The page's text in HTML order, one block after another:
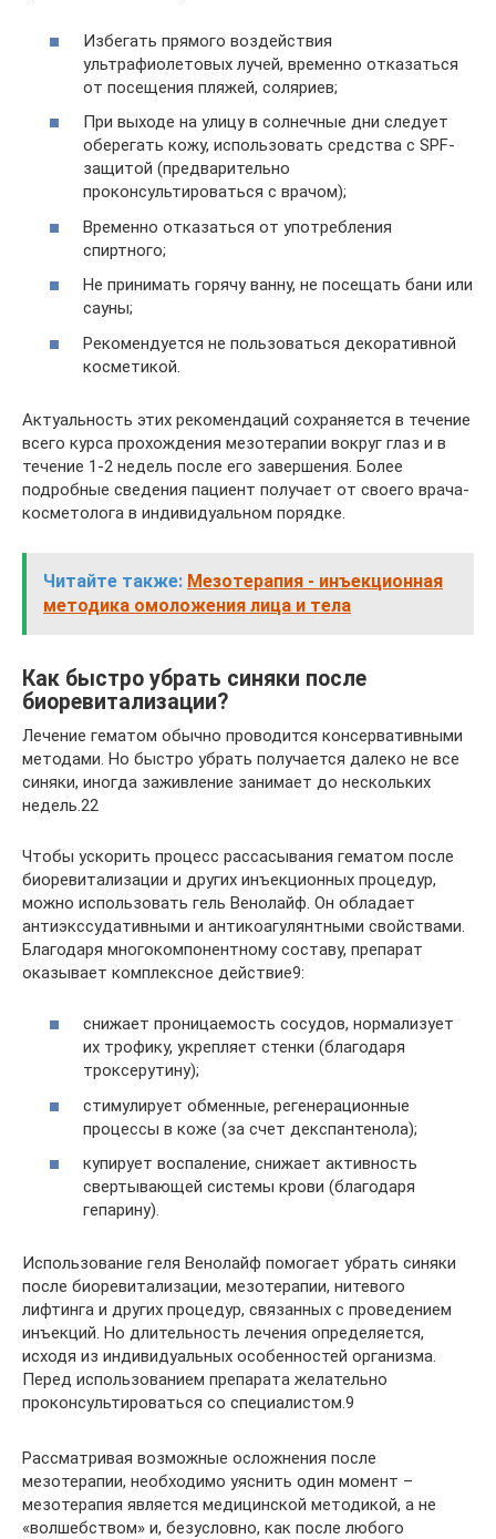
Избегать прямого воздействия
ультрафиолетовых лучей, временно отказаться
от посещения пляжей, соляриев;
При выходе на улицу в солнечные дни следует
оберегать кожу, использовать средства с SPF-
защитой (предварительно
проконсультироваться с врачом);
Временно отказаться от употребления
спиртного;
Не принимать горячу ванну, не посещать бани или
сауны;
Рекомендуется не пользоваться декоративной
косметикой.
Актуальность этих рекомендаций сохраняется в течение
всего курса прохождения мезотерапии вокруг глаз и в
течение 1-2 недель после его завершения. Более
подробные сведения пациент получает от своего врача-
косметолога в индивидуальном порядке.
Читайте также: Мезотерапия - инъекционная
методика омоложения лица и тела
Как быстро убрать синяки после
биоревитализации?
Лечение гематом обычно проводится консервативными
методами. Но быстро убрать получается далеко не все
синяки, иногда заживление занимает до нескольких
недель.22
Чтобы ускорить процесс рассасывания гематом после
биоревитализации и других инъекционных процедур,
можно использовать гель Венолайф. Он обладает
антиэкссудативными и антикоагулянтными свойствами.
Благодаря многокомпонентному составу, препарат
оказывает комплексное действие9:
снижает проницаемость сосудов, нормализует
их трофику, укрепляет стенки (благодаря
троксерутину);
стимулирует обменные, регенерационные
процессы в коже (за счет декспантенола);
купирует воспаление, снижает активность
свертывающей системы крови (благодаря
гепарину).
Использование геля Венолайф помогает убрать синяки
после биоревитализации, мезотерапии, нитевого
лифтинга и других процедур, связанных с проведением
инъекций. Но длительность лечения определяется,
исходя из индивидуальных особенностей организма.
Перед использованием препарата желательно
проконсультироваться со специалистом.9
Рассматривая возможные осложнения после
мезотерапии, необходимо уяснить один момент –
мезотерапия является медицинской методикой, а не
«волшебством» и, безусловно, как после любого